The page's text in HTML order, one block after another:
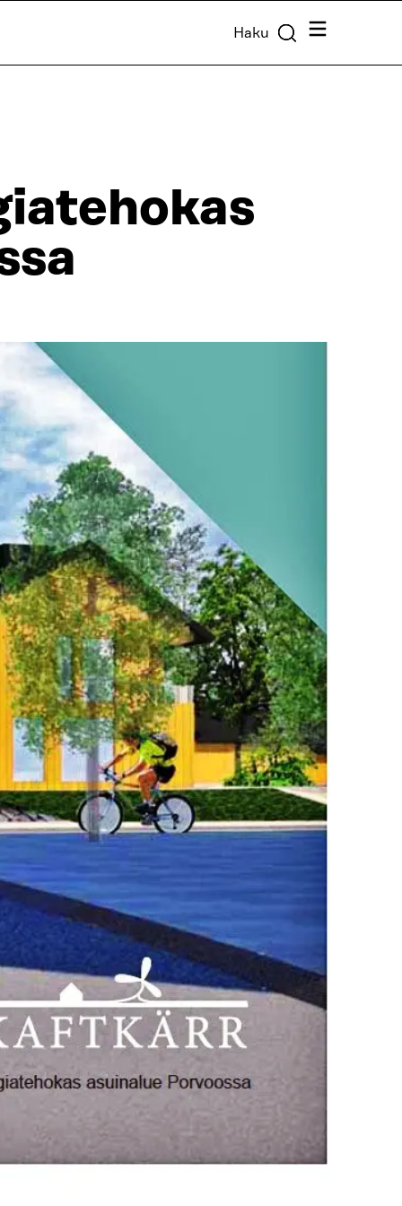
Haku Valikko